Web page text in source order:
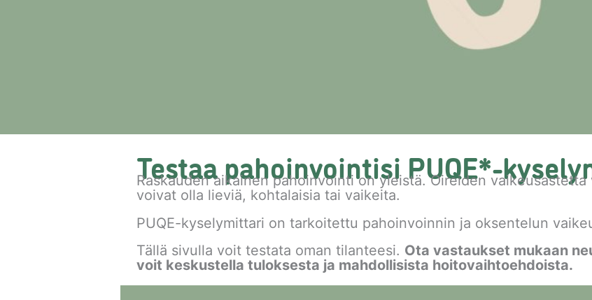
Testaa pahoinvointisi PUQE*-
Raskauden aikainen pahoinvointi on yleistä. Oireiden
voivat olla lieviä, kohtalaisia tai vaikeita.
PUQE-kyselymittari on tarkoitettu pahoinvoinnin ja oksentelun
Tällä sivulla voit testata oman tilanteesi. Ota vastaukset mukaan
voit keskustella tuloksesta ja mahdollisista hoitovaihtoehdoista.